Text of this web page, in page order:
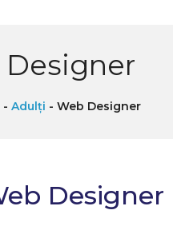
Designer
- Adulți - Web Designer
Designer